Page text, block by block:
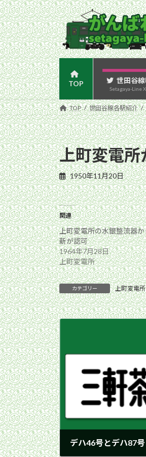
コ
ン
テ
ン
ツ
へ
ス
キ
ッ
プ
ナ
ビ
ゲ
ー
シ
ョ
ン
に
移
動
TOP 世田谷
Setagaya-Line
TOP 世田谷線各駅紹介
上町変電所
1950年11月20日
関連
上町変電所の水銀整流器
新が認可
1964年7月28日
上町変電所
カテゴリー 上町変電所
デハ46号とデハ87